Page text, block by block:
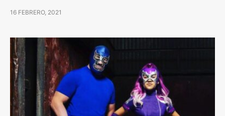
16 FEBRERO, 2021